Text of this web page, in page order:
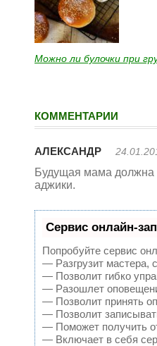
Можно ли булочки при
КОММЕНТАРИИ
АЛЕКСАНДР
Будущая мама должна
аджики.
Сервис онлайн-
Попробуйте сервис
— Разгрузит мастера,
— Позволит гибко
— Разошлет
— Позволит принять
— Позволит
— Поможет получить
— Включает в себя